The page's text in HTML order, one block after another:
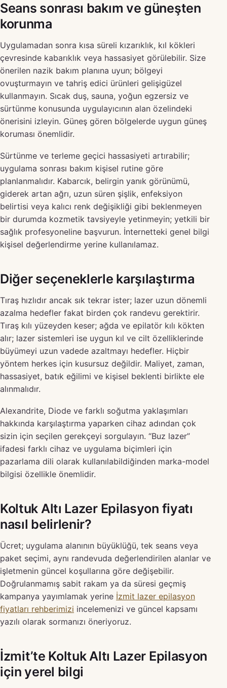
Seans sonrası bakım ve güneşten
korunma
Uygulamadan sonra kısa süreli kızarıklık, kıl kökleri
çevresinde kabarıklık veya hassasiyet görülebilir. Size
önerilen nazik bakım planına uyun; bölgeyi
ovuşturmayın ve tahriş edici ürünleri gelişigüzel
kullanmayın. Sıcak duş, sauna, yoğun egzersiz ve
sürtünme konusunda uygulayıcının alan özelindeki
önerisini izleyin. Güneş gören bölgelerde uygun güneş
koruması önemlidir.
Sürtünme ve terleme geçici hassasiyeti artırabilir;
uygulama sonrası bakım kişisel rutine göre
planlanmalıdır. Kabarcık, belirgin yanık görünümü,
giderek artan ağrı, uzun süren şişlik, enfeksiyon
belirtisi veya kalıcı renk değişikliği gibi beklenmeyen
bir durumda kozmetik tavsiyeyle yetinmeyin; yetkili bir
sağlık profesyoneline başvurun. İnternetteki genel bilgi
kişisel değerlendirme yerine kullanılamaz.
Diğer seçeneklerle karşılaştırma
Tıraş hızlıdır ancak sık tekrar ister; lazer uzun dönemli
azalma hedefler fakat birden çok randevu gerektirir.
Tıraş kılı yüzeyden keser; ağda ve epilatör kılı kökten
alır; lazer sistemleri ise uygun kıl ve cilt özelliklerinde
büyümeyi uzun vadede azaltmayı hedefler. Hiçbir
yöntem herkes için kusursuz değildir. Maliyet, zaman,
hassasiyet, batık eğilimi ve kişisel beklenti birlikte ele
alınmalıdır.
Alexandrite, Diode ve farklı soğutma yaklaşımları
hakkında karşılaştırma yaparken cihaz adından çok
sizin için seçilen gerekçeyi sorgulayın. “Buz lazer”
ifadesi farklı cihaz ve uygulama biçimleri için
pazarlama dili olarak kullanılabildiğinden marka-model
bilgisi özellikle önemlidir.
Koltuk Altı Lazer Epilasyon fiyatı
nasıl belirlenir?
Ücret; uygulama alanının büyüklüğü, tek seans veya
paket seçimi, aynı randevuda değerlendirilen alanlar ve
işletmenin güncel koşullarına göre değişebilir.
Doğrulanmamış sabit rakam ya da süresi geçmiş
kampanya yayımlamak yerine İzmit lazer epilasyon
fiyatları rehberimizi incelemenizi ve güncel kapsamı
yazılı olarak sormanızı öneriyoruz.
İzmit’te Koltuk Altı Lazer Epilasyon
için yerel bilgi